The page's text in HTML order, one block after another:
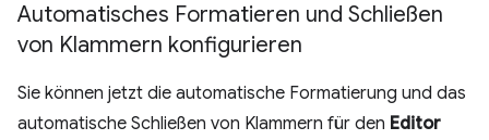
Automatisches Formatieren und Schließen
von Klammern konfigurieren
Sie können jetzt die automatische Formatierung und das
automatische Schließen von Klammern für den Editor